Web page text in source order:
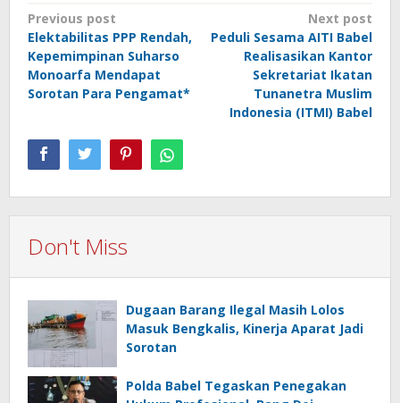
Post
navigation
Previous post
Elektabilitas PPP Rendah,
Kepemimpinan Suharso
Monoarfa Mendapat
Sorotan Para Pengamat*
Next post
Peduli Sesama AITI Babel
Realisasikan Kantor
Sekretariat Ikatan
Tunanetra Muslim
Indonesia (ITMI) Babel
Don't Miss
Dugaan Barang Ilegal Masih Lolos
Masuk Bengkalis, Kinerja Aparat Jadi
Sorotan
Polda Babel Tegaskan Penegakan